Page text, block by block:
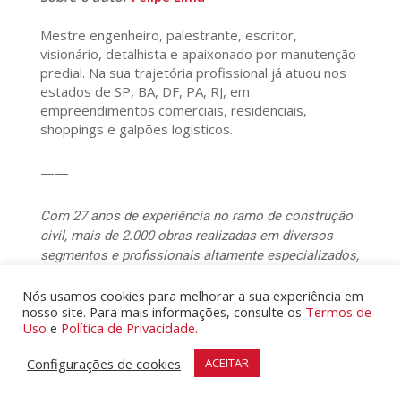
Mestre engenheiro, palestrante, escritor,
visionário, detalhista e apaixonado por manutenção
predial. Na sua trajetória profissional já atuou nos
estados de SP, BA, DF, PA, RJ, em
empreendimentos comerciais, residenciais,
shoppings e galpões logísticos.
——
Com 27 anos de experiência no ramo de construção
civil, mais de 2.000 obras realizadas em diversos
segmentos e profissionais altamente especializados,
experiências para dar toda tranquilidade ao cliente.
Por isso, incentivamos que você escolha a empresa
ideal, aumentando sua satisfação, segurança,
qualidade da entrega e a durabilidade da obra.
Nós usamos cookies para melhorar a sua experiência em
nosso site. Para mais informações, consulte os Termos de
Uso e Política de Privacidade.
Configurações de cookies
ACEITAR